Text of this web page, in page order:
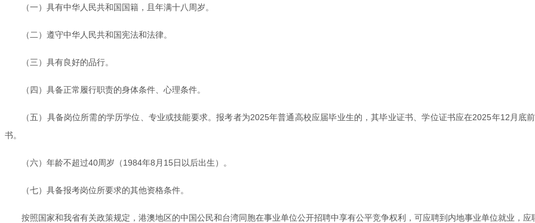
（一）具有中华人民共和国国籍，且年满十八周岁。
（二）遵守中华人民共和国宪法和法律。
（三）具有良好的品行。
（四）具备正常履行职责的身体条件、心理条件。
（五）具备岗位所需的学历学位、专业或技能要求。报考者为2025年普通高校应届毕业生的，其毕业证书、学位证书应在2025年12月
书。
（六）年龄不超过40周岁（1984年8月15日以后出生）。
（七）具备报考岗位所要求的其他资格条件。
按照国家和我省有关政策规定，港澳地区的中国公民和台湾同胞在事业单位公开招聘中享有公平竞争权利，可应聘到内地事业单位就业，应